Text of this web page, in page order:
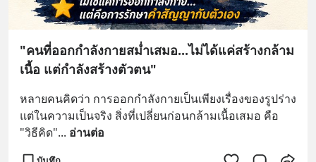
"คนที่ออกกำลังกายสม่ำเสมอ...ไม่ได้แค่สร้างกล้าม
เนื้อ แต่กำลังสร้างตัวตน"
หลายคนคิดว่า การออกกำลังกายเป็นเพียงเรื่องของรูปร่าง
แต่ในความเป็นจริง สิ่งที่เปลี่ยนก่อนกล้ามเนื้อเสมอ คือ
"วิธีคิด"... อ่านต่อ